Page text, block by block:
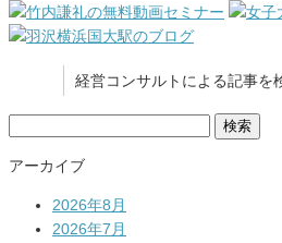
経営コンサルトによる記事を
アーカイブ
2026年8月
2026年7月